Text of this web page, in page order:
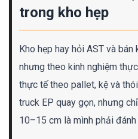
trong kho hẹp
Kho hẹp hay hỏi AST và
nhưng theo kinh nghiệm
thực tế theo pallet, kệ và
truck EP quay gọn, nhưng
10–15 cm là mình phải